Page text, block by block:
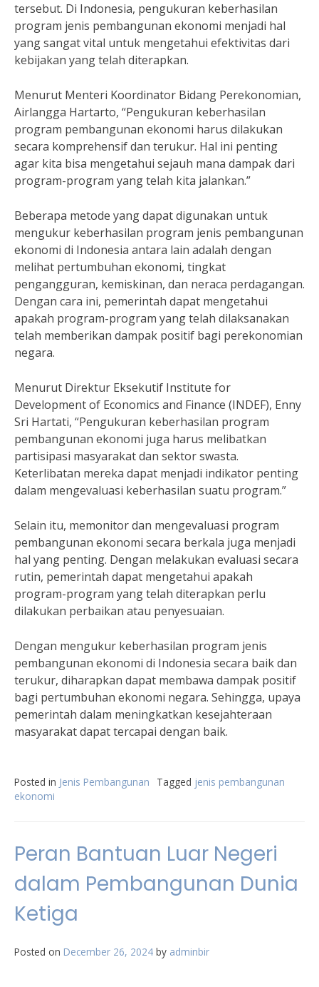
tersebut. Di Indonesia, pengukuran keberhasilan
program jenis pembangunan ekonomi menjadi hal
yang sangat vital untuk mengetahui efektivitas dari
kebijakan yang telah diterapkan.
Menurut Menteri Koordinator Bidang Perekonomian,
Airlangga Hartarto, “Pengukuran keberhasilan
program pembangunan ekonomi harus dilakukan
secara komprehensif dan terukur. Hal ini penting
agar kita bisa mengetahui sejauh mana dampak dari
program-program yang telah kita jalankan.”
Beberapa metode yang dapat digunakan untuk
mengukur keberhasilan program jenis pembangunan
ekonomi di Indonesia antara lain adalah dengan
melihat pertumbuhan ekonomi, tingkat
pengangguran, kemiskinan, dan neraca perdagangan.
Dengan cara ini, pemerintah dapat mengetahui
apakah program-program yang telah dilaksanakan
telah memberikan dampak positif bagi perekonomian
negara.
Menurut Direktur Eksekutif Institute for
Development of Economics and Finance (INDEF), Enny
Sri Hartati, “Pengukuran keberhasilan program
pembangunan ekonomi juga harus melibatkan
partisipasi masyarakat dan sektor swasta.
Keterlibatan mereka dapat menjadi indikator penting
dalam mengevaluasi keberhasilan suatu program.”
Selain itu, memonitor dan mengevaluasi program
pembangunan ekonomi secara berkala juga menjadi
hal yang penting. Dengan melakukan evaluasi secara
rutin, pemerintah dapat mengetahui apakah
program-program yang telah diterapkan perlu
dilakukan perbaikan atau penyesuaian.
Dengan mengukur keberhasilan program jenis
pembangunan ekonomi di Indonesia secara baik dan
terukur, diharapkan dapat membawa dampak positif
bagi pertumbuhan ekonomi negara. Sehingga, upaya
pemerintah dalam meningkatkan kesejahteraan
masyarakat dapat tercapai dengan baik.
Posted in Jenis Pembangunan Tagged jenis pembangunan
ekonomi
Peran Bantuan Luar Negeri
dalam Pembangunan Dunia
Ketiga
Posted on December 26, 2024 by adminbir